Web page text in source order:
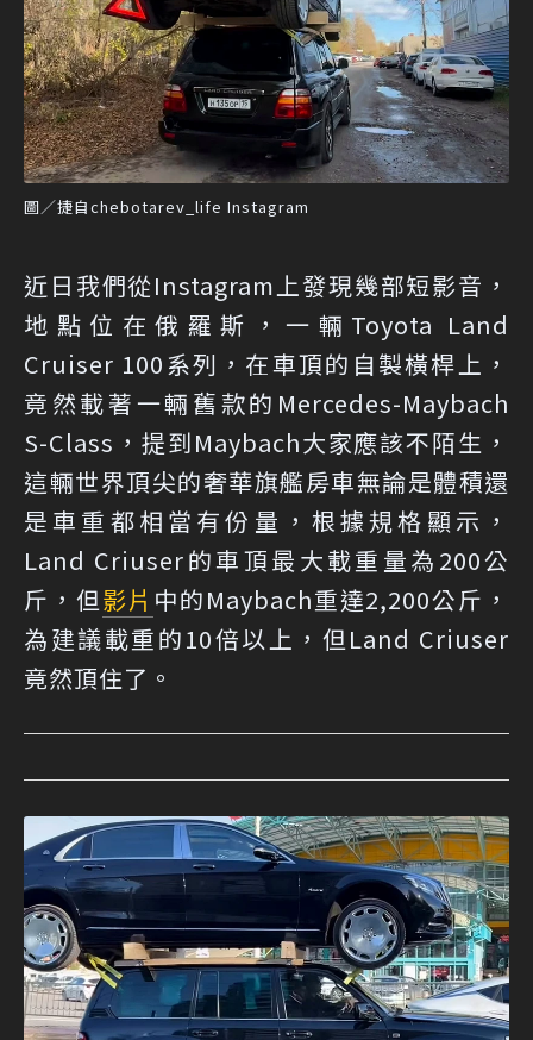
圖／捷自chebotarev_life Instagram
近日我們從Instagram上發現幾部短影音，
地點位在俄羅斯，一輛Toyota Land
Cruiser 100系列，在車頂的自製橫桿上，
竟然載著一輛舊款的Mercedes-Maybach
S-Class，提到Maybach大家應該不陌生，
這輛世界頂尖的奢華旗艦房車無論是體積還
是車重都相當有份量，根據規格顯示，
Land Criuser的車頂最大載重量為200公
斤，但影片 中的Maybach重達2,200公斤，
為建議載重的10倍以上，但Land Criuser
竟然頂住了。